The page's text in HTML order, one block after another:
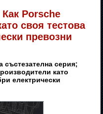
Porsche
своя тестова
превозни
състезателна серия;
като
електрически